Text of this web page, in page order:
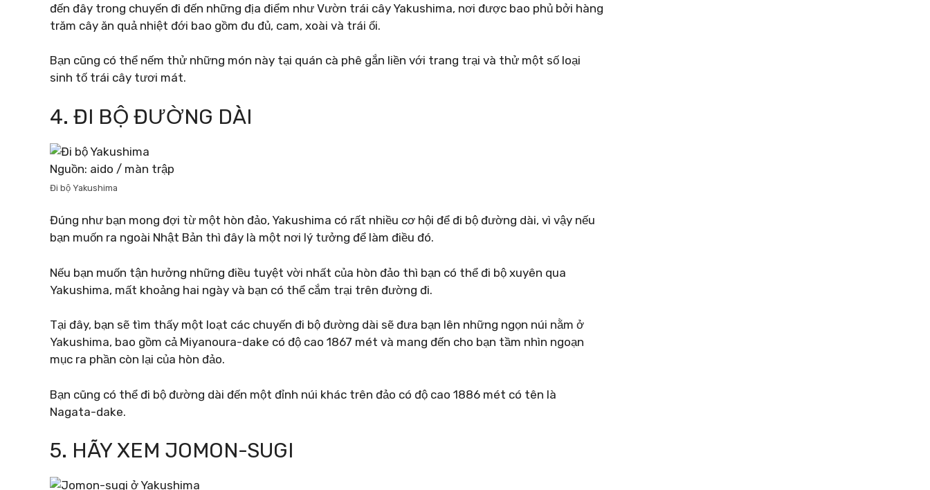
đến đây trong chuyến đi đến những địa điểm như Vườn trái cây Yakushima, nơi được bao phủ bởi hàng
trăm cây ăn quả nhiệt đới bao gồm đu đủ, cam, xoài và trái ổi.
Bạn cũng có thể nếm thử những món này tại quán cà phê gắn liền với trang trại và thử một số loại
sinh tố trái cây tươi mát.
4. ĐI BỘ ĐƯỜNG DÀI
Nguồn: aido / màn trập
Đi bộ Yakushima
Đúng như bạn mong đợi từ một hòn đảo, Yakushima có rất nhiều cơ hội để đi bộ đường dài, vì vậy nếu
bạn muốn ra ngoài Nhật Bản thì đây là một nơi lý tưởng để làm điều đó.
Nếu bạn muốn tận hưởng những điều tuyệt vời nhất của hòn đảo thì bạn có thể đi bộ xuyên qua
Yakushima, mất khoảng hai ngày và bạn có thể cắm trại trên đường đi.
Tại đây, bạn sẽ tìm thấy một loạt các chuyến đi bộ đường dài sẽ đưa bạn lên những ngọn núi nằm ở
Yakushima, bao gồm cả Miyanoura-dake có độ cao 1867 mét và mang đến cho bạn tầm nhìn ngoạn
mục ra phần còn lại của hòn đảo.
Bạn cũng có thể đi bộ đường dài đến một đỉnh núi khác trên đảo có độ cao 1886 mét có tên là
Nagata-dake.
5. HÃY XEM JOMON-SUGI